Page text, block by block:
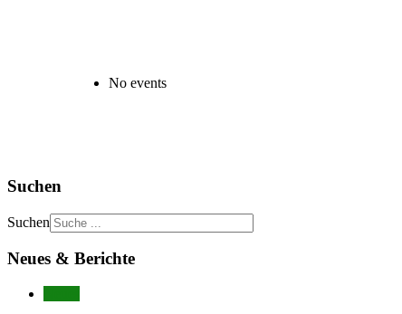
No events
Suchen
Suchen
Neues & Berichte